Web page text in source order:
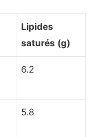
Lipides
saturés (g)
6.2
5.8